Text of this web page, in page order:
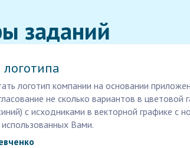
заданий
логотип компании на основании
не сколько вариантов в цветовой
с исходниками в векторной графике с
Вами.